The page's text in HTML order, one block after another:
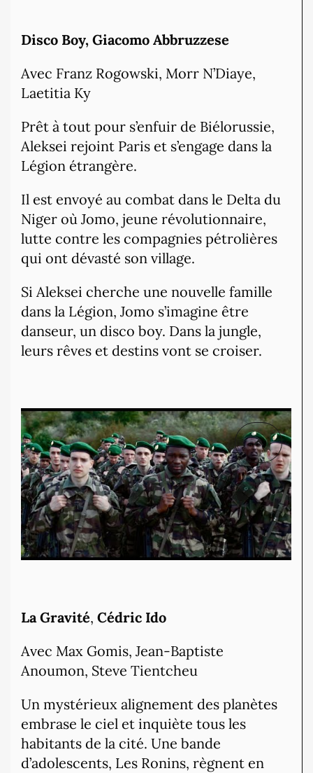
Disco Boy, Giacomo Abbruzzese
Avec Franz Rogowski, Morr N’Diaye,
Laetitia Ky
Prêt à tout pour s’enfuir de Biélorussie,
Aleksei rejoint Paris et s’engage dans la
Légion étrangère.
Il est envoyé au combat dans le Delta du
Niger où Jomo, jeune révolutionnaire,
lutte contre les compagnies pétrolières
qui ont dévasté son village.
Si Aleksei cherche une nouvelle famille
dans la Légion, Jomo s’imagine être
danseur, un disco boy. Dans la jungle,
leurs rêves et destins vont se croiser.
La Gravité, Cédric Ido
Avec Max Gomis, Jean-Baptiste
Anoumon, Steve Tientcheu
Un mystérieux alignement des planètes
embrase le ciel et inquiète tous les
habitants de la cité. Une bande
d’adolescents, Les Ronins, règnent en